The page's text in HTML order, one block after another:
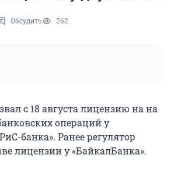
Обсудить 262
с 18 августа лицензию на на
операций у
банка». Ранее регулятор
лицензии у «БайкалБанка».